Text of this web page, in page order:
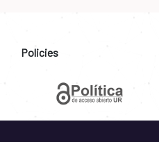
Policies